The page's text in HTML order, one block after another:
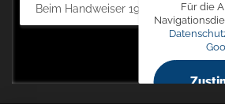
Beim Handweiser 19, 18311 Ribnitz-
Für die